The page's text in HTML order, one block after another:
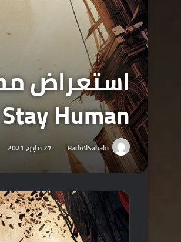
Human
BadrAlSahabi 27 مايو، 2021